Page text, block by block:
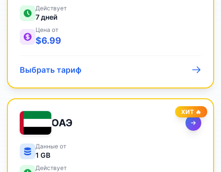
Действует
7дней
Цена от
$6.99
Выбрать тариф
ХИТ 🔥
ОАЭ
Данные от
1 GB
Действует